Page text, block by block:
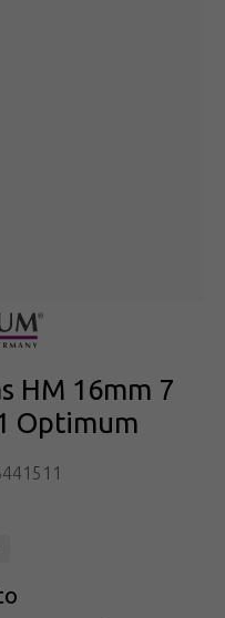
HM 16mm 7
Optimum